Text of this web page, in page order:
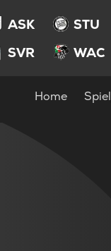
ASK STU
SVR
WAC
Home